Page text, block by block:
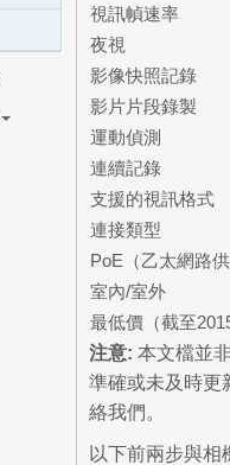
視訊幀速率
夜視
影像快照記錄
影片片段錄製
運動偵測
連續記錄
支援的視訊格式
連接類型
PoE（乙太網路供
室內/室外
最低價（截至
注意: 本文檔並
準確或未及時更
絡我們。
以下前兩步與